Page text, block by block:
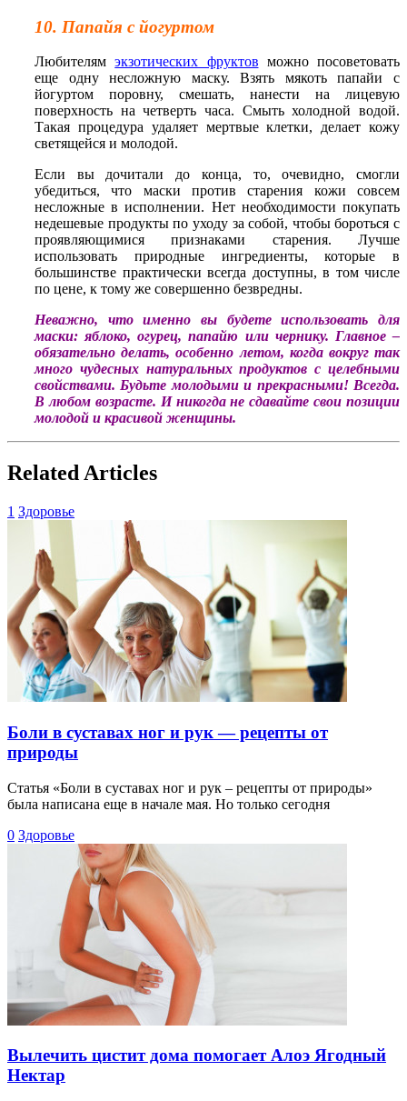
10. Папайя с йогуртом
Любителямэкзотических фруктов можно посоветовать
еще одну несложную маску. Взять мякоть папайи с
йогуртом поровну, смешать, нанести на лицевую
поверхность на четверть часа. Смыть холодной водой.
Такая процедура удаляет мертвые клетки, делает кожу
светящейся и молодой.
Если вы дочитали до конца, то, очевидно, смогли
убедиться, что маски против старения кожи совсем
несложные в исполнении. Нет необходимости покупать
недешевые продукты по уходу за собой, чтобы бороться с
проявляющимися признаками старения. Лучше
использовать природные ингредиенты, которые в
большинстве практически всегда доступны, в том числе
по цене, к тому же совершенно безвредны.
Неважно, что именно вы будете использовать для
маски: яблоко, огурец, папайю или чернику. Главное –
обязательно делать, особенно летом, когда вокруг так
много чудесных натуральных продуктов с целебными
свойствами. Будьте молодыми и прекрасными! Всегда.
В любом возрасте. И никогда не сдавайте свои позиции
молодой и красивой женщины.
Related Articles
1 Здоровье
Боли в суставах ног и рук — рецепты от
природы
Статья «Боли в суставах ног и рук – рецепты от природы»
была написана еще в начале мая. Но только сегодня
0 Здоровье
Вылечить цистит дома помогает Алоэ Ягодный
Нектар